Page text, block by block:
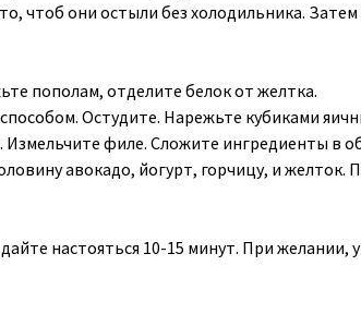
чтоб они остыли без холодильника. Затем
пополам, отделите белок от желтка.
Остудите. Нарежьте кубиками
Измельчите филе. Сложите ингредиенты в
авокадо, йогурт, горчицу, и желток.
настояться 10-15 минут. При желании,